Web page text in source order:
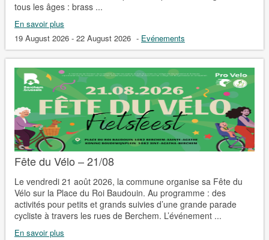
tous les âges : brass ...
En savoir plus
19 August 2026 - 22 August 2026 - Evénements
Fête du Vélo – 21/08
Le vendredi 21 août 2026, la commune organise sa Fête du
Vélo sur la Place du Roi Baudouin. Au programme : des
activités pour petits et grands suivies d’une grande parade
cycliste à travers les rues de Berchem. L’événement ...
En savoir plus